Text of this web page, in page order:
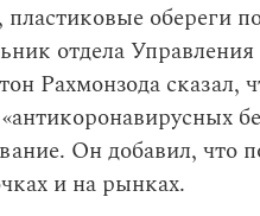
обереги
отдела
Рахмонзода сказал,
Он добавил, что
и на рынках.